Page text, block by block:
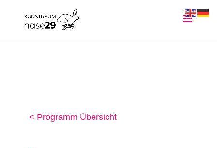
< Programm Übersicht